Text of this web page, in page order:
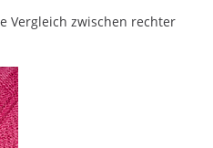
Vergleich zwischen rechter